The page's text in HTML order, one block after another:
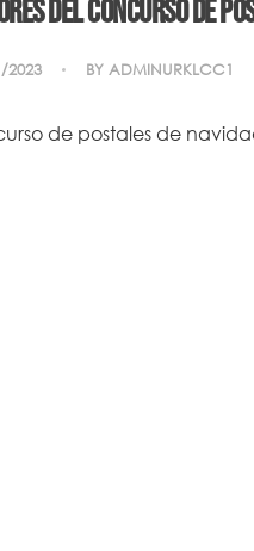
del concurso de
2023 BY ADMINURKLCC1
de postales de